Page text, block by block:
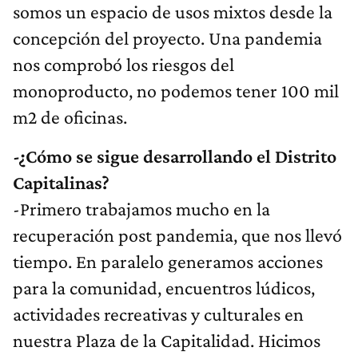
somos un espacio de usos mixtos desde la
concepción del proyecto. Una pandemia
nos comprobó los riesgos del
monoproducto, no podemos tener 100 mil
m2 de oficinas.
-¿Cómo se sigue desarrollando el Distrito
Capitalinas?
-Primero trabajamos mucho en la
recuperación post pandemia, que nos llevó
tiempo. En paralelo generamos acciones
para la comunidad, encuentros lúdicos,
actividades recreativas y culturales en
nuestra Plaza de la Capitalidad. Hicimos